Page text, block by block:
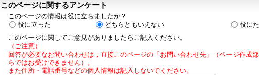
このページに関するアンケート
このページの情報は役に立ちましたか？
役に立った
どちらともいえない
役に
このページに関してご意見がありましたらご記入ください。
（ご注意）
回答が必要なお問い合わせは，直接このページの「お問い合わせ先」（ページ作成
らではお受けできません）。
また住所・電話番号などの個人情報は記入しないでください。